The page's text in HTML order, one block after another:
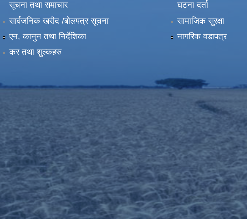
सूचना तथा समाचार
सार्वजनिक खरीद /बोलपत्र सूचना
एन, कानुन तथा निर्देशिका
कर तथा शुल्कहरु
घटना दर्ता
सामाजिक सुरक्षा
नागरिक वडापत्र